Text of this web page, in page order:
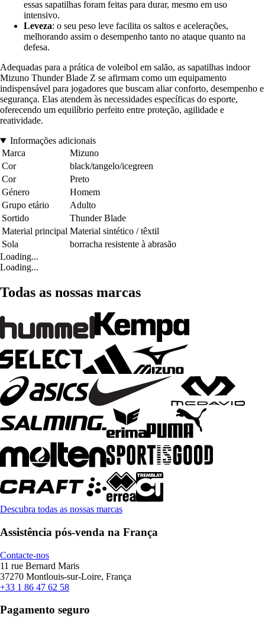
essas sapatilhas foram feitas para durar, mesmo em uso
intensivo.
Leveza: o seu peso leve facilita os saltos e acelerações,
melhorando assim o desempenho tanto no ataque quanto na
defesa.
Adequadas para a prática de voleibol em salão, as sapatilhas indoor
Mizuno Thunder Blade Z se afirmam como um equipamento
indispensável para jogadores que buscam aliar conforto, desempenho e
segurança. Elas atendem às necessidades específicas do esporte,
oferecendo um equilíbrio perfeito entre proteção, agilidade e
reatividade.
Informações adicionais
Marca
Mizuno
Cor
black/tangelo/icegreen
Cor
Preto
Género
Homem
Grupo etário
Adulto
Sortido
Thunder Blade
Material principal Material sintético / têxtil
Sola
borracha resistente à abrasão
Loading...
Loading...
Todas as nossas marcas
Descubra todas as nossas marcas
Assistência pós-venda na França
Contacte-nos
11 rue Bernard Maris
37270 Montlouis-sur-Loire, França
+33 1 86 47 62 58
Pagamento seguro